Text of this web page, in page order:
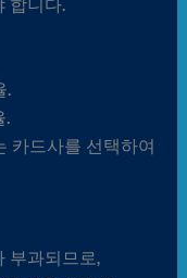
.
.
카드사를 선택하여
부과되므로,